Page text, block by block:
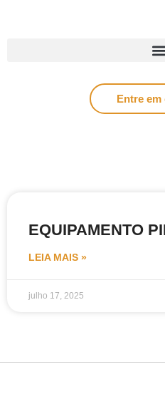
Entre
EQUIPAMENTO
LEIA MAIS »
julho 17, 2025